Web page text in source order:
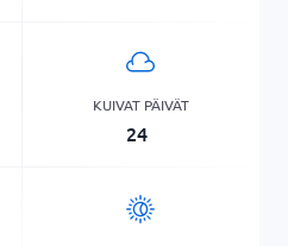
KUIVAT PÄIVÄT
24